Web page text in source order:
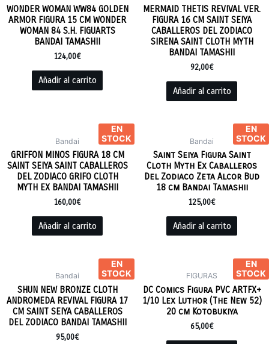
WONDER WOMAN WW84 GOLDEN
ARMOR FIGURA 15 CM WONDER
WOMAN 84 S.H. FIGUARTS
BANDAI TAMASHII
124,00€
Añadir al carrito
MERMAID THETIS REVIVAL VER.
FIGURA 16 CM SAINT SEIYA
CABALLEROS DEL ZODIACO
SIRENA SAINT CLOTH MYTH
BANDAI TAMASHII
92,00€
Añadir al carrito
EN
STOCK
Bandai
GRIFFON MINOS FIGURA 18 CM
SAINT SEIYA SAINT CABALLEROS
DEL ZODIACO GRIFO CLOTH
MYTH EX BANDAI TAMASHII
160,00€
Añadir al carrito
EN
STOCK
Bandai
Saint Seiya Figura Saint
Cloth Myth Ex Caballeros
Del Zodiaco Zeta Alcor Bud
18 cm Bandai Tamashii
125,00€
Añadir al carrito
EN
STOCK
Bandai
SHUN NEW BRONZE CLOTH
ANDROMEDA REVIVAL FIGURA 17
CM SAINT SEIYA CABALLEROS
DEL ZODIACO BANDAI TAMASHII
95,00€
EN
STOCK
FIGURAS
DC Comics Figura PVC ARTFX+
1/10 Lex Luthor (The New 52)
20 cm Kotobukiya
65,00€